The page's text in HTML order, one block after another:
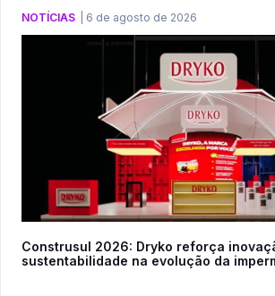
NOTÍCIAS 6 de agosto de 2026
Construsul 2026: Dryko reforça
sustentabilidade na evolução da